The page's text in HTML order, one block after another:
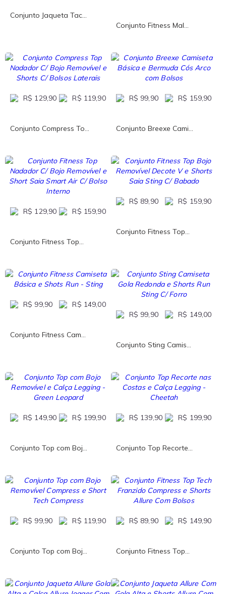
Conjunto Jaqueta Tac...
Conjunto Fitness Mal...
R$ 129,90 R$ 119,90
Conjunto Compress To...
R$ 99,90 R$ 159,90
Conjunto Breexe Cami...
R$ 129,90 R$ 159,90
Conjunto Fitness Top...
R$ 89,90 R$ 159,90
Conjunto Fitness Top...
R$ 99,90 R$ 149,00
Conjunto Fitness Cam...
R$ 99,90 R$ 149,00
Conjunto Sting Camis...
R$ 149,90 R$ 199,90
Conjunto Top com Boj...
R$ 139,90 R$ 199,90
Conjunto Top Recorte...
R$ 99,90 R$ 119,90
Conjunto Top com Boj...
R$ 89,90 R$ 149,90
Conjunto Fitness Top...